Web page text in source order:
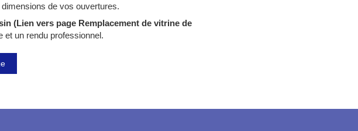
de vos ouvertures.
(Lien vers page Remplacement de vitrine de
un rendu professionnel.